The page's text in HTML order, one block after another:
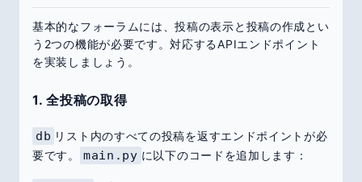
基本的なフォーラムには、投稿の表示と投稿の作成とい
う2つの機能が必要です。対応するAPIエンドポイント
を実装しましょう。
1. 全投稿の取得
db リスト内のすべての投稿を返すエンドポイントが必
要です。
main.py に以下のコードを追加します：